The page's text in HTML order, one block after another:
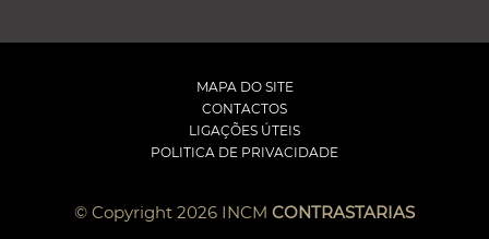
MAPA DO SITE
CONTACTOS
LIGAÇÕES ÚTEIS
POLITICA DE PRIVACIDADE
© Copyright 2026 INCM CONTRASTARIAS